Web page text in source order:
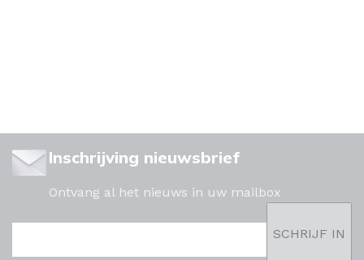
Inschrijving nieuwsbrief
Ontvang al het nieuws in uw mailbox